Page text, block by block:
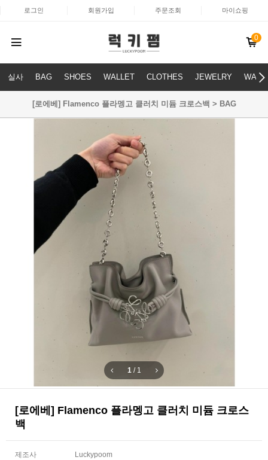
로그인 회원가입 주문조회 마이쇼핑
0
실사 BAG SHOES WALLET CLOTHES JEWELRY
[로에베] Flamenco 플라멩고 클러치 미듐 크로스백 > BAG
1/ 1
[로에베] Flamenco 플라멩고 클러치 미듐 크로스
백
제조사
Luckypoom